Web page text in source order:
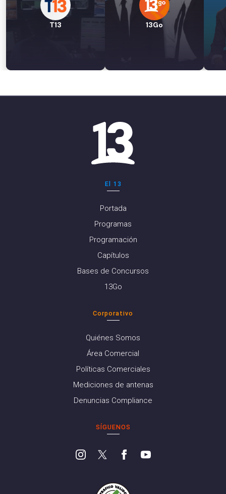
T13 13Go
El 13
Portada
Programas
Programación
Capítulos
Bases de Concursos
13Go
Corporativo
Quiénes Somos
Área Comercial
Políticas Comerciales
Mediciones de antenas
Denuncias Compliance
SÍGUENOS